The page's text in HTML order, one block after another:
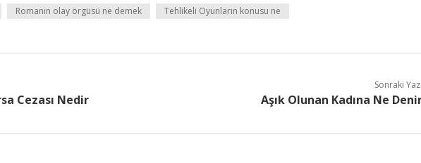
Romanın olay örgüsü ne demek Tehlikeli Oyunların konusu ne
Cezası Nedir
Sonraki
Aşık Olunan Kadına Ne